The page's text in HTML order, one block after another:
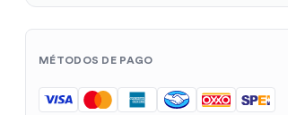
MÉTODOS DE PAGO